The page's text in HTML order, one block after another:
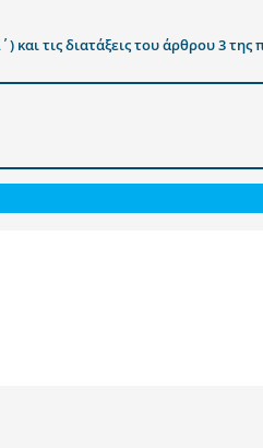
τις διατάξεις του άρθρου 3 της